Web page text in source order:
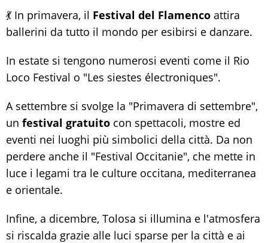
💃 In primavera, il Festival del Flamenco attira
ballerini da tutto il mondo per esibirsi e danzare.
In estate si tengono numerosi eventi come il Rio
Loco Festival o "Les siestes électroniques".
A settembre si svolge la "Primavera di settembre",
un festival gratuito con spettacoli, mostre ed
eventi nei luoghi più simbolici della città. Da non
perdere anche il "Festival Occitanie", che mette in
luce i legami tra le culture occitana, mediterranea
e orientale.
Infine, a dicembre, Tolosa si illumina e l'atmosfera
si riscalda grazie alle luci sparse per la città e ai